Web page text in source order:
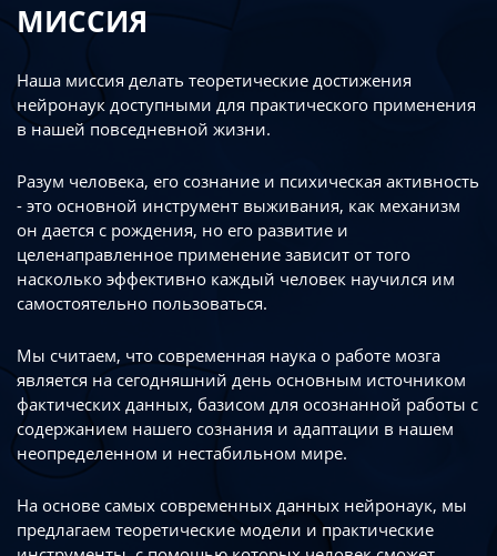
МИССИЯ
Наша миссия делать теоретические достижения
нейронаук доступными для практического применения
в нашей повседневной жизни.
Разум человека, его сознание и психическая активность
- это основной инструмент выживания, как механизм
он дается с рождения, но его развитие и
целенаправленное применение зависит от того
насколько эффективно каждый человек научился им
самостоятельно пользоваться.
Мы считаем, что современная наука о работе мозга
является на сегодняшний день основным источником
фактических данных, базисом для осознанной работы с
содержанием нашего сознания и адаптации в нашем
неопределенном и нестабильном мире.
На основе самых современных данных нейронаук, мы
предлагаем теоретические модели и практические